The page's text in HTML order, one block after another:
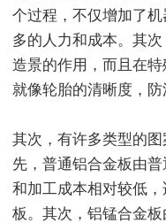
个过程，不仅增加了
多的人力和成本。其
造景的作用，而且在
就像轮胎的清晰度，防
其次，有许多类型的
先，普通铝合金板由
和加工成本相对较低
板。其次，铝锰合金